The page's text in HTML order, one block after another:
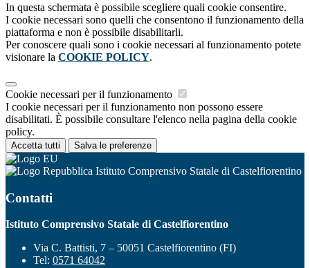
In questa schermata è possibile scegliere quali cookie consentire.
I cookie necessari sono quelli che consentono il funzionamento della
piattaforma e non è possibile disabilitarli.
Per conoscere quali sono i cookie necessari al funzionamento potete
visionare la COOKIE POLICY.
Cookie necessari per il funzionamento
I cookie necessari per il funzionamento non possono essere
disabilitati. È possibile consultare l'elenco nella pagina della cookie
policy.
Accetta tutti Salva le preferenze
Istituto Comprensivo Statale di Castelfiorentino
Contatti
Istituto Comprensivo Statale di Castelfiorentino
Via C. Battisti, 7 – 50051 Castelfiorentino (FI)
Tel: 0571 64042